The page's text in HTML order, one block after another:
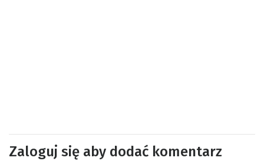
Zaloguj się aby dodać komentarz